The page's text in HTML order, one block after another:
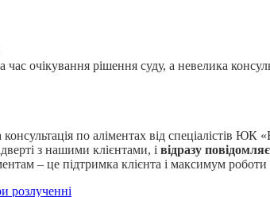
очікування рішення суду, а невелика
по аліментах від спеціалістів
з нашими клієнтами, і відразу
– це підтримка клієнта і максимум роботи
розлученні